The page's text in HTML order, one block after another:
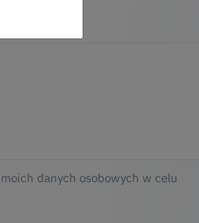
danych osobowych w celu